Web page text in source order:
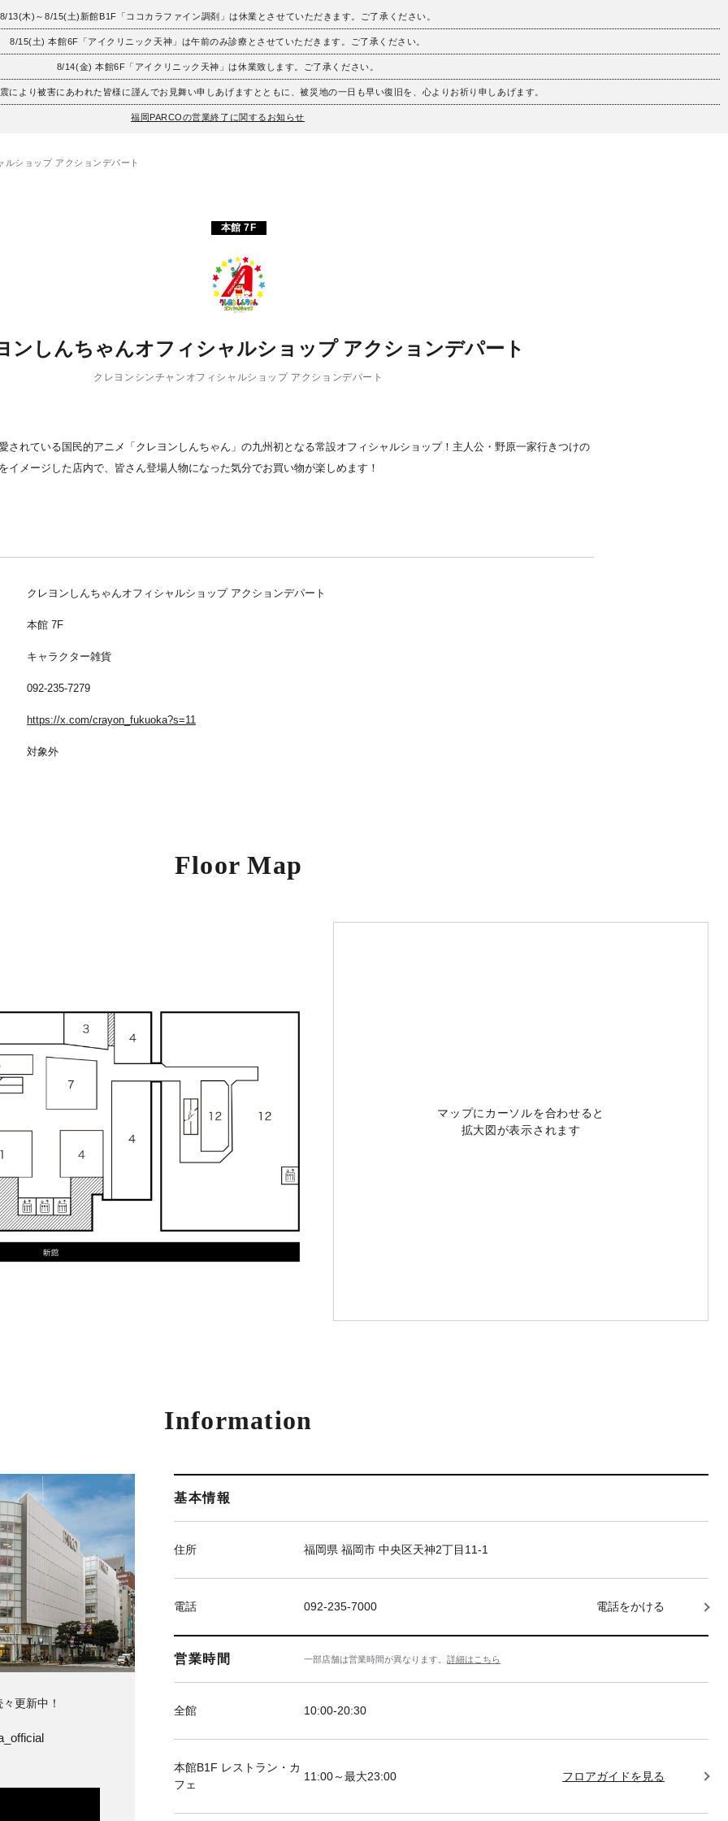
8/13(木)～8/15(土)新館B1F「ココカラファイン調剤」は休業とさせていただきます。ご了承ください。
8/15(土) 本館6F「アイクリニック天神」は午前のみ診療とさせていただきます。ご了承ください。
8/14(金) 本館6F「アイクリニック天神」は休業致します。ご了承ください。
により被害にあわれた皆様に謹んでお見舞い申しあげますとともに、被災地の一日も早い復旧を、心よりお祈り申しあげます。
福岡PARCOの営業終了に関するお知らせ
ショップ アクションデパート
本館 7F
ンしんちゃんオフィシャルショップ アクションデパート
クレヨンシンチャンオフィシャルショップ アクションデパート
されている国民的アニメ「クレヨンしんちゃん」の九州初となる常設オフィシャルショップ！主人公・野原一家行きつけの
イメージした店内で、皆さん登場人物になった気分でお買い物が楽しめます！
クレヨンしんちゃんオフィシャルショップ アクションデパート
本館 7F
キャラクター雑貨
092-235-7279
https://x.com/crayon_fukuoka?s=11
対象外
Floor Map
マップにカーソルを合わせると
拡大図が表示されます
Information
基本情報
住所 福岡県 福岡市 中央区天神2丁目11-1
電話 092-235-7000 電話をかける
営業時間 一部店舗は営業時間が異なります。詳細はこちら
全館 10:00-20:30
本館B1F レストラン・カ
フェ
11:00～最大23:00 フロアガイドを見る
更新中！